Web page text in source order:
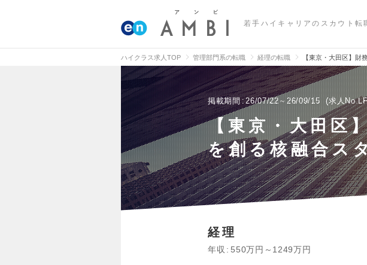
若手ハイキャリアのスカウト転
ハイクラス求人TOP 管理部門系の転職 経理の転職 【東京・大田区】財
掲載期間 26/07/22～26/09/15 求人
【東京・大田区
を創る核融合ス
経理
年収 550万円～1249万円